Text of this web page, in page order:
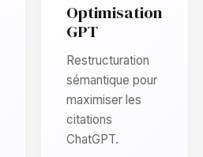
Optimisation
GPT
Restructuration
sémantique pour
maximiser les
citations
ChatGPT.